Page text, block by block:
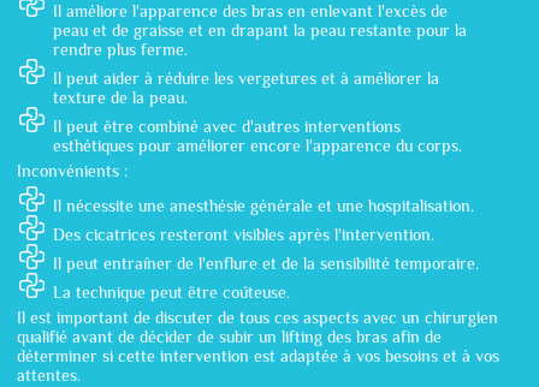
Il améliore l'apparence des bras en enlevant l'excès de
peau et de graisse et en drapant la peau restante pour la
rendre plus ferme.
Il peut aider à réduire les vergetures et à améliorer la
texture de la peau.
Il peut être combiné avec d'autres interventions
esthétiques pour améliorer encore l'apparence du corps.
Inconvénients :
Il nécessite une anesthésie générale et une hospitalisation.
Des cicatrices resteront visibles après l'intervention.
Il peut entraîner de l'enflure et de la sensibilité temporaire.
La technique peut être coûteuse.
Il est important de discuter de tous ces aspects avec un chirurgien
qualifié avant de décider de subir un lifting des bras afin de
déterminer si cette intervention est adaptée à vos besoins et à vos
attentes.